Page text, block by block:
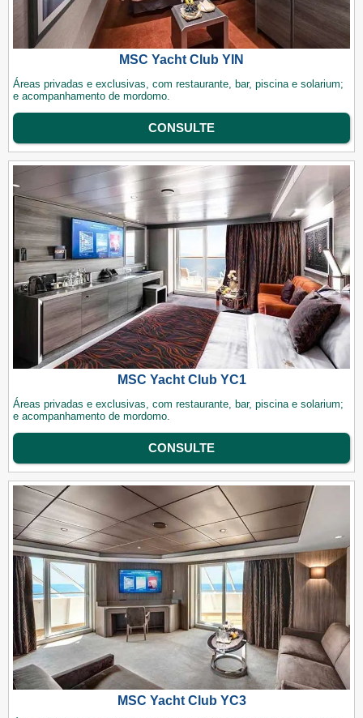
MSC Yacht Club YIN
Áreas privadas e exclusivas, com restaurante, bar, piscina e solarium;
e acompanhamento de mordomo.
CONSULTE
MSC Yacht Club YC1
Áreas privadas e exclusivas, com restaurante, bar, piscina e solarium;
e acompanhamento de mordomo.
CONSULTE
MSC Yacht Club YC3